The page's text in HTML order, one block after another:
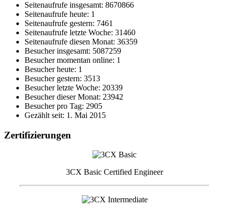
Seitenaufrufe insgesamt: 8670866
Seitenaufrufe heute: 1
Seitenaufrufe gestern: 7461
Seitenaufrufe letzte Woche: 31460
Seitenaufrufe diesen Monat: 36359
Besucher insgesamt: 5087259
Besucher momentan online: 1
Besucher heute: 1
Besucher gestern: 3513
Besucher letzte Woche: 20339
Besucher dieser Monat: 23942
Besucher pro Tag: 2905
Gezählt seit: 1. Mai 2015
Zertifizierungen
3CX Basic Certified Engineer